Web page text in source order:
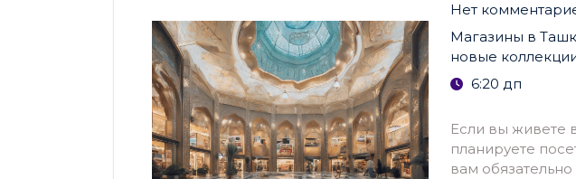
Нет
Магазины в
новые
6:20 дп
Если вы живете
планируете
вам